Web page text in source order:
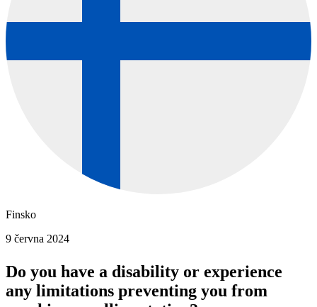
Finsko
9 června 2024
Do you have a disability or experience
any limitations preventing you from